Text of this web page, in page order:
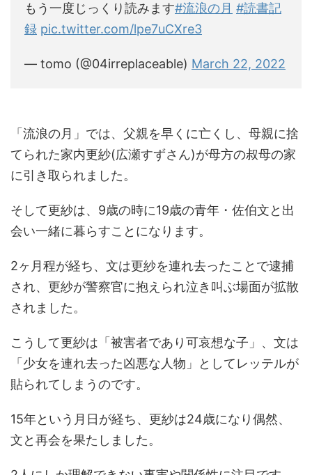
もう一度じっくり読みます#流浪の月 #読書記
録 pic.twitter.com/lpe7uCXre3
— tomo (@04irreplaceable) March 22, 2022
「流浪の月」では、父親を早くに亡くし、母親に捨
てられた家内更紗(広瀬すずさん)が母方の叔母の家
に引き取られました。
そして更紗は、9歳の時に19歳の青年・佐伯文と出
会い一緒に暮らすことになります。
2ヶ月程が経ち、文は更紗を連れ去ったことで逮捕
され、更紗が警察官に抱えられ泣き叫ぶ場面が拡散
されました。
こうして更紗は「被害者であり可哀想な子」、文は
「少女を連れ去った凶悪な人物」としてレッテルが
貼られてしまうのです。
15年という月日が経ち、更紗は24歳になり偶然、
文と再会を果たしました。